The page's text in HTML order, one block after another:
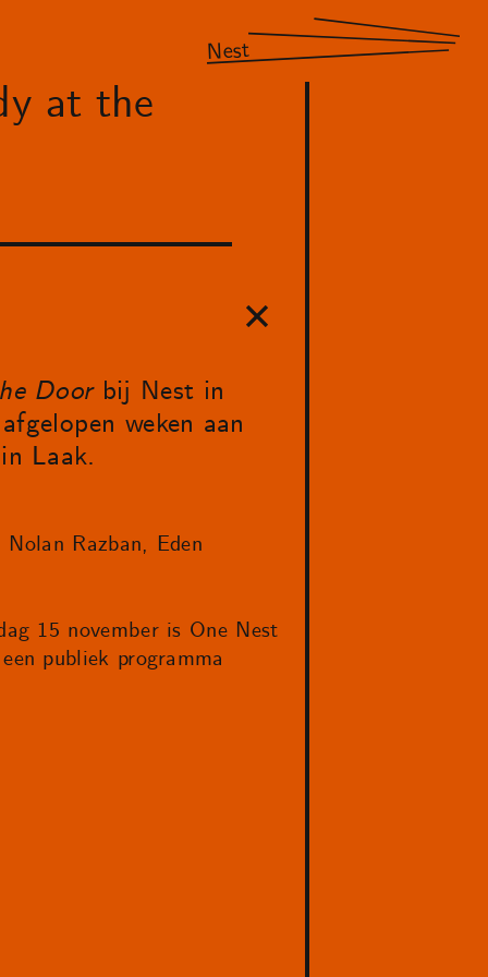
Nest
at the
Doorbij Nest in
weken aan
Laak.
Razban, Eden
15 november is One Nest
publiek programma